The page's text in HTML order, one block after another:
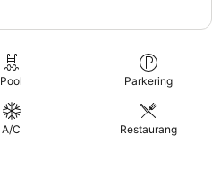
Pool Parkering
A/C Restaurang